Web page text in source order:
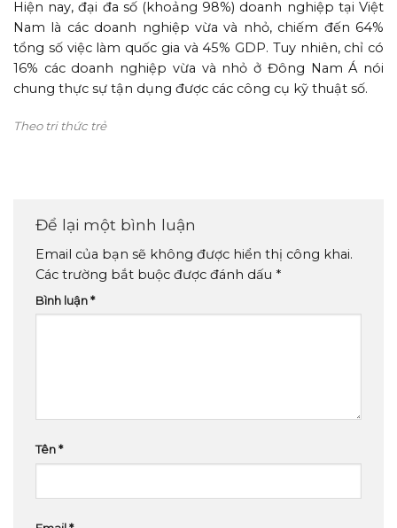
Hiện nay, đại đa số (khoảng 98%) doanh nghiệp tại Việt
Nam là các doanh nghiệp vừa và nhỏ, chiếm đến 64%
tổng số việc làm quốc gia và 45% GDP. Tuy nhiên, chỉ có
16% các doanh nghiệp vừa và nhỏ ở Đông Nam Á nói
chung thực sự tận dụng được các công cụ kỹ thuật số.
Theo tri thức trẻ
Để lại một bình luận
Email của bạn sẽ không được hiển thị công khai.
Các trường bắt buộc được đánh dấu *
Bình luận*
Tên*